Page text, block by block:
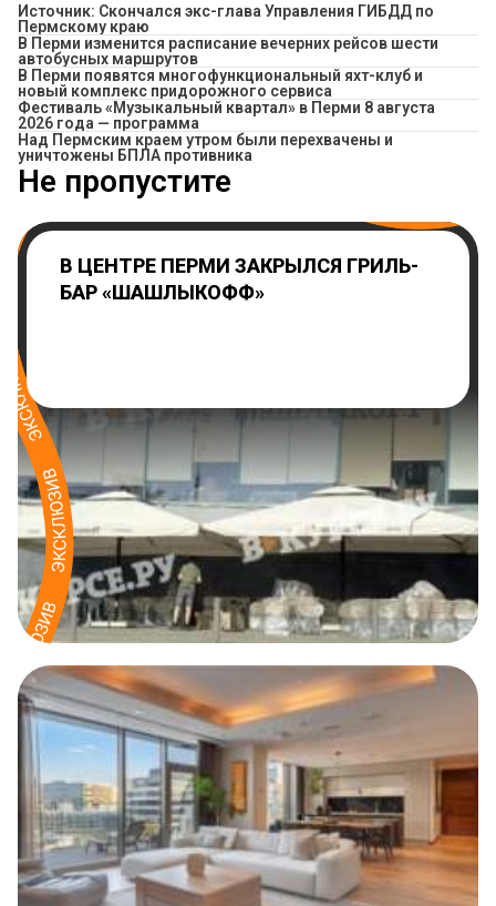
Источник: Скончался экс-глава Управления ГИБДД по
Пермскому краю
​В Перми изменится расписание вечерних рейсов шести
автобусных маршрутов
В Перми появятся многофункциональный яхт-клуб и
новый комплекс придорожного сервиса
Фестиваль «Музыкальный квартал» в Перми 8 августа
2026 года — программа
Над Пермским краем утром были перехвачены и
уничтожены БПЛА противника
Не пропустите
В ЦЕНТРЕ ПЕРМИ ЗАКРЫЛСЯ ГРИЛЬ-
БАР «ШАШЛЫКОФФ»